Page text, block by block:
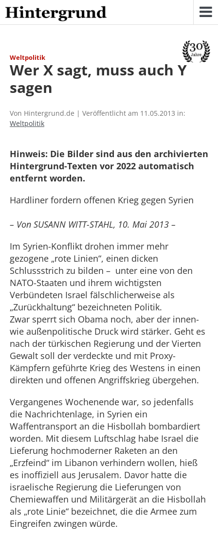
Skip
to
content
Weltpolitik
Wer X sagt, muss auch Y
sagen
Von Hintergrund.de | Veröffentlicht am 11.05.2013 in:
Weltpolitik
Hinweis: Die Bilder sind aus den archivierten
Hintergrund-Texten vor 2022 automatisch
entfernt worden.
Hardliner fordern offenen Krieg gegen Syrien
– Von SUSANN WITT-STAHL, 10. Mai 2013 –
Im Syrien-Konflikt drohen immer mehr
gezogene „rote Linien“, einen dicken
Schlussstrich zu bilden – unter eine von den
NATO-Staaten und ihrem wichtigsten
Verbündeten Israel fälschlicherweise als
„Zurückhaltung“ bezeichneten Politik.
Zwar sperrt sich Obama noch, aber der innen-
wie außenpolitische Druck wird stärker. Geht es
nach der türkischen Regierung und der Vierten
Gewalt soll der verdeckte und mit Proxy-
Kämpfern geführte Krieg des Westens in einen
direkten und offenen Angriffskrieg übergehen.
Vergangenes Wochenende war, so jedenfalls
die Nachrichtenlage, in Syrien ein
Waffentransport an die Hisbollah bombardiert
worden. Mit diesem Luftschlag habe Israel die
Lieferung hochmoderner Raketen an den
„Erzfeind“ im Libanon verhindern wollen, hieß
es inoffiziell aus Jerusalem. Davor hatte die
israelische Regierung die Lieferungen von
Chemiewaffen und Militärgerät an die Hisbollah
als „rote Linie“ bezeichnet, die die Armee zum
Eingreifen zwingen würde.